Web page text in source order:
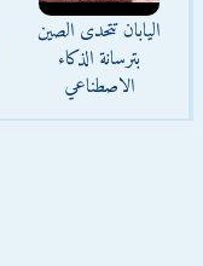
اليابان تتحدى الصين
بترسانة الذكاء
الاصطناعي